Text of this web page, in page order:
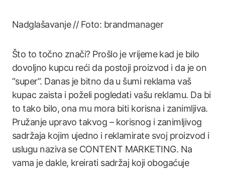
Nadglašavanje // Foto: brandmanager
Što to točno znači? Prošlo je vrijeme kad je bilo
dovoljno kupcu reći da postoji proizvod i da je on
“super”. Danas je bitno da u šumi reklama vaš
kupac zaista i poželi pogledati vašu reklamu. Da bi
to tako bilo, ona mu mora biti korisna i zanimljiva.
Pružanje upravo takvog – korisnog i zanimljivog
sadržaja kojim ujedno i reklamirate svoj proizvod i
uslugu naziva se CONTENT MARKETING. Na
vama je dakle, kreirati sadržaj koji obogaćuje